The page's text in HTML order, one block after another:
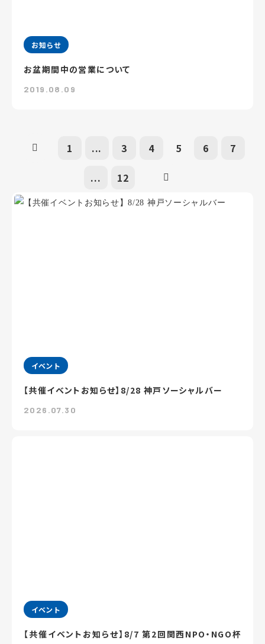
お知らせ
お盆期間中の営業について
2019.08.09
1 ... 3 4 5 6 7
... 12
イベント
【共催イベントお知らせ】8/28 神戸ソーシャルバー
2026.07.30
イベント
【共催イベントお知らせ】8/7 第2回関西NPO・NGO杯